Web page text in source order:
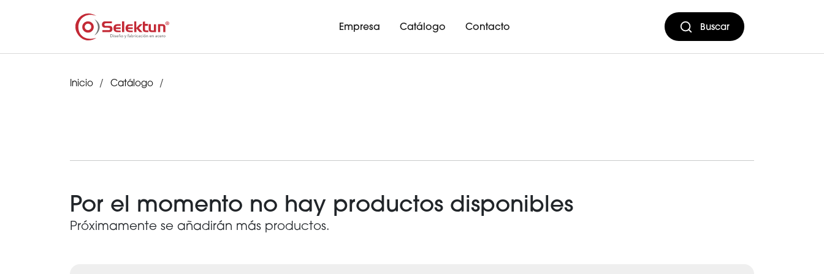
Empresa Catálogo Contacto Buscar
Inicio Catálogo
Por el momento no hay productos disponibles
Próximamente se añadirán más productos.